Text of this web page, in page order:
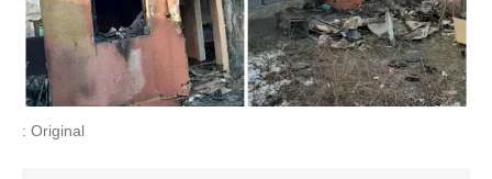
: Original